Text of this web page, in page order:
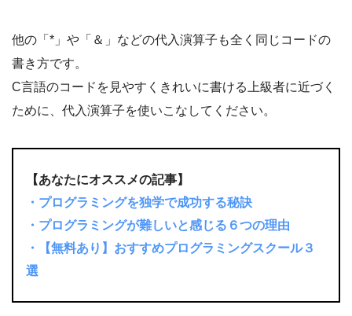
他の「*」や「＆」などの代入演算子も全く同じコードの
書き方です。
C言語のコードを見やすくきれいに書ける上級者に近づく
ために、代入演算子を使いこなしてください。
【あなたにオススメの記事】
・プログラミングを独学で成功する秘訣
・プログラミングが難しいと感じる６つの理由
・【無料あり】おすすめプログラミングスクール３
選